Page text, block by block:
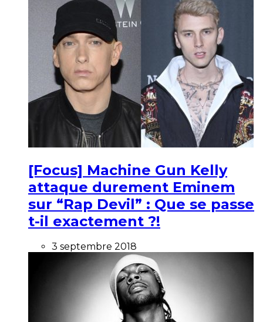
[Focus] Machine Gun Kelly
attaque durement Eminem
sur “Rap Devil” : Que se passe
t-il exactement ?!
3 septembre 2018